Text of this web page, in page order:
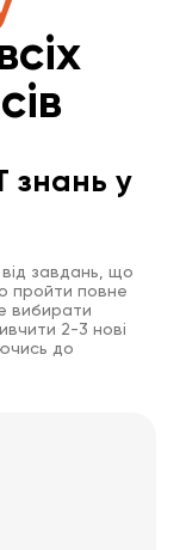
знань у
завдань, що
пройти повне
вибирати
2-3 нові
до